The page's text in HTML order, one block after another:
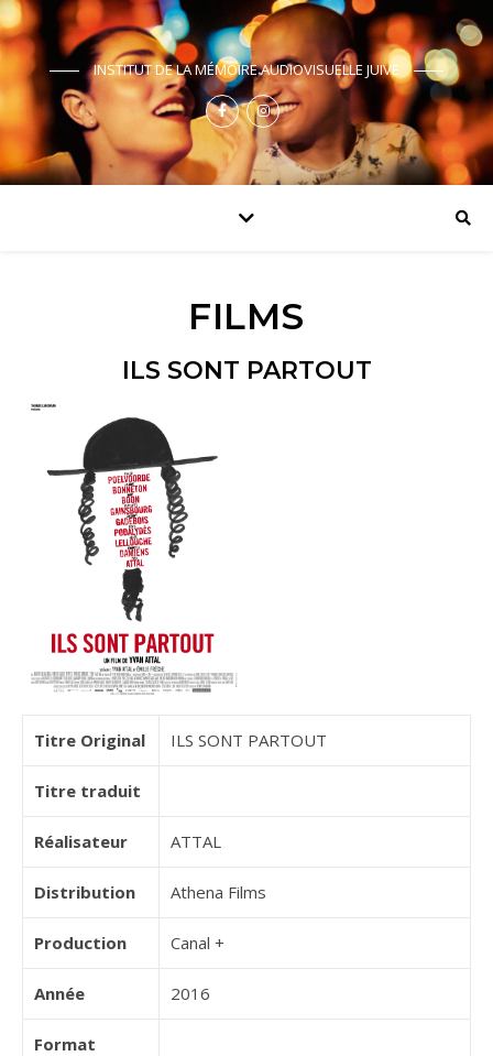
INSTITUT DE LA MÉMOIRE AUDIOVISUELLE JUIVE
FILMS
ILS SONT PARTOUT
Titre Original ILS SONT PARTOUT
Titre traduit
Réalisateur ATTAL
Distribution Athena Films
Production Canal +
Année 2016
Format